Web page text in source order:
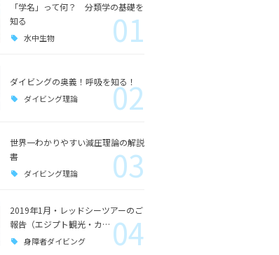
「学名」って何？ 分類学の基礎を
知る
水中生物 01
ダイビングの奥義！呼吸を知る！
ダイビング理論 02
世界一わかりやすい減圧理論の解説
書
ダイビング理論 03
2019年1月・レッドシーツアーのご
報告（エジプト観光・カ…
身障者ダイビング 04